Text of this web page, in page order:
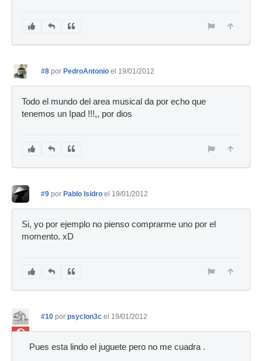
#8 por PedroAntonio el 19/01/2012
Todo el mundo del area musical da por echo que
tenemos un Ipad !!!,, por dios
#9 por Pablo Isidro el 19/01/2012
Si, yo por ejemplo no pienso comprarme uno por el
momento. xD
#10 por psyclon3c el 19/01/2012
Pues esta lindo el juguete pero no me cuadra .